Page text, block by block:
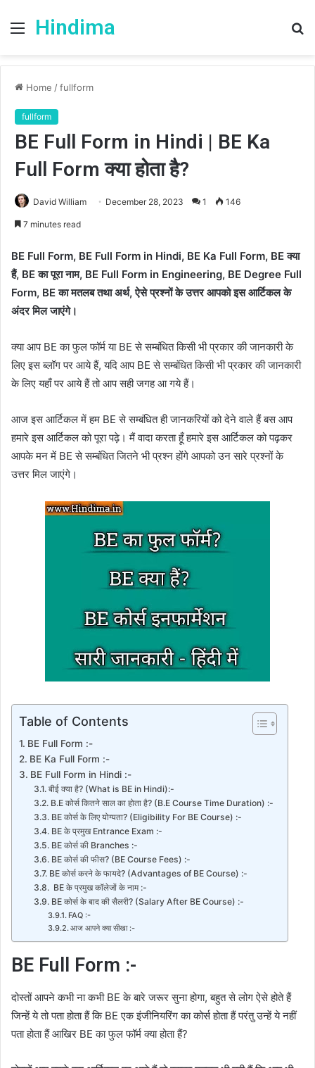
Menu
Hindima
Home /fullform
fullform
BE Full Form in Hindi | BE Ka
Full Form क्या होता है?
David William December 28, 2023 1 146
7 minutes read
BE Full Form, BE Full Form in Hindi, BE Ka Full Form, BE क्या
हैं, BE का पूरा नाम, BE Full Form in Engineering, BE Degree Full
Form, BE का मतलब तथा अर्थ, ऐसे प्रश्नों के उत्तर आपको इस आर्टिकल के
अंदर मिल जाएंगे।
क्या आप BE का फुल फॉर्म या BE से सम्बंधित किसी भी प्रकार की जानकारी के
लिए इस ब्लॉग पर आये हैं, यदि आप BE से सम्बंधित किसी भी प्रकार की जानकारी
के लिए यहाँ पर आये हैं तो आप सही जगह आ गये हैं।
आज इस आर्टिकल में हम BE से सम्बंधित ही जानकरियों को देने वाले हैं बस आप
हमारे इस आर्टिकल को पूरा पढ़े। मैं वादा करता हूँ हमारे इस आर्टिकल को पढ़कर
आपके मन में BE से सम्बंधित जितने भी प्रश्न होंगे आपको उन सारे प्रश्नों के
उत्तर मिल जाएंगे।
Table of Contents
BE Full Form :-
BE Ka Full Form :-
BE Full Form in Hindi :-
बीई क्या है? (What is BE in Hindi):-
B.E कोर्स कितने साल का होता है? (B.E Course Time Duration) :-
BE कोर्स के लिए योग्यता? (Eligibility For BE Course) :-
BE के प्रमुख Entrance Exam :-
BE कोर्स की Branches :-
BE कोर्स की फीस? (BE Course Fees) :-
BE कोर्स करने के फायदे? (Advantages of BE Course) :-
BE के प्रमुख कॉलेजों के नाम :-
BE कोर्स के बाद की सैलरी? (Salary After BE Course) :-
FAQ :-
आज आपने क्या सीखा :-
BE Full Form :-
दोस्तों आपने कभी ना कभी BE के बारे जरूर सुना होगा, बहुत से लोग ऐसे होते हैं
जिन्हें ये तो पता होता हैं कि BE एक इंजीनियरिंग का कोर्स होता हैं परंतु उन्हें ये नहीं
पता होता हैं आखिर BE का फुल फॉर्म क्या होता हैं?